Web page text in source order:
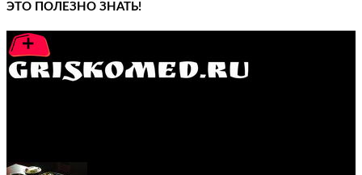
ЭТО ПОЛЕЗНО ЗНАТЬ!